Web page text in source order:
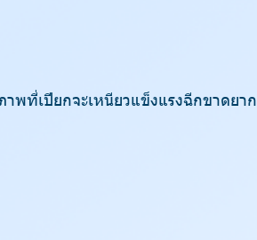
ที่เปียกจะเหนียวแข็งแรงฉีกขาดยาก